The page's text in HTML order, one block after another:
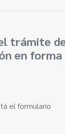
a la Información
Abierto en la
Abiertos
trámite
en forma
el formulario